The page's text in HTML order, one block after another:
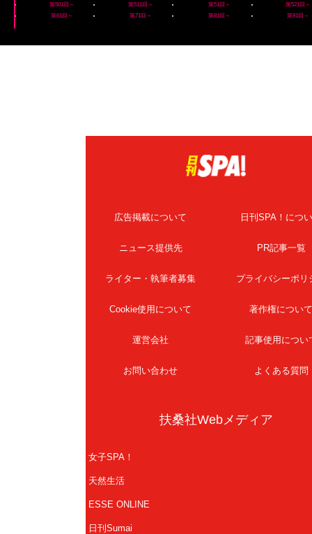
第501回～ 第511回～ 第51回～
第521回～
第61回～
第71回～ 第81回～ 第91回～
広告掲載について 日刊SPA！につ
ニュース提供先 PR記事一覧
ライター・執筆者募集 プライバシーポリ
Cookie使用について 著作権につい
運営会社 記事使用につい
お問い合わせ よくある質問
扶桑社Webメディア
女子SPA！
天然生活
ESSE ONLINE
日刊Sumai